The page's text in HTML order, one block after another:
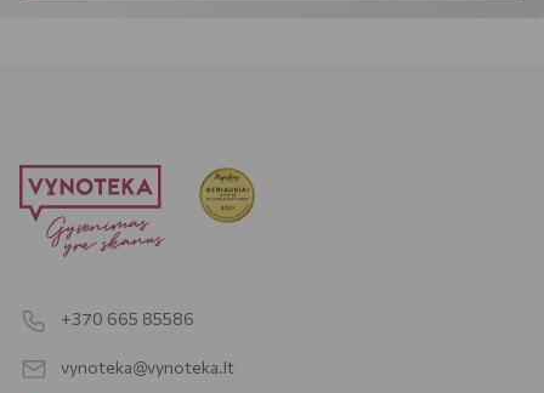
+370 665 85586
vynoteka@vynoteka.lt